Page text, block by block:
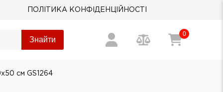
ПОЛІТИКА КОНФІДЕНЦІЙНОСТІ
Знайти
0
см GS1264